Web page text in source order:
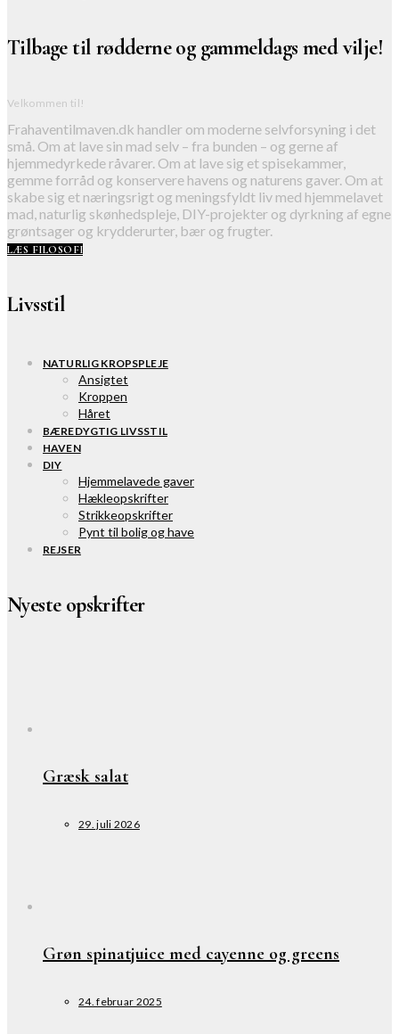
Tilbage til rødderne og gammeldags med vilje!
Velkommen til!
Frahaventilmaven.dk handler om moderne selvforsyning i det
små. Om at lave sin mad selv – fra bunden – og gerne af
hjemmedyrkede råvarer. Om at lave sig et spisekammer,
gemme forråd og konservere havens og naturens gaver. Om at
skabe sig et næringsrigt og meningsfyldt liv med hjemmelavet
mad, naturlig skønhedspleje, DIY-projekter og dyrkning af egne
grøntsager og krydderurter, bær og frugter.
LÆS FILOSOFI
Livsstil
NATURLIG KROPSPLEJE
Ansigtet
Kroppen
Håret
BÆREDYGTIG LIVSSTIL
HAVEN
DIY
Hjemmelavede gaver
Hækleopskrifter
Strikkeopskrifter
Pynt til bolig og have
REJSER
Nyeste opskrifter
Græsk salat
29. juli 2026
Grøn spinatjuice med cayenne og greens
24. februar 2025